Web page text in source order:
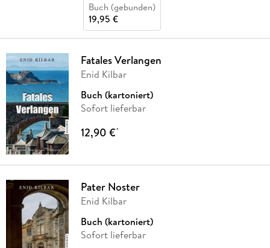
Buch (gebunden)
19,95 €
Fatales Verlangen
Enid Kilbar
Buch (kartoniert)
Sofort lieferbar
12,90 €*
Pater Noster
Enid Kilbar
Buch (kartoniert)
Sofort lieferbar